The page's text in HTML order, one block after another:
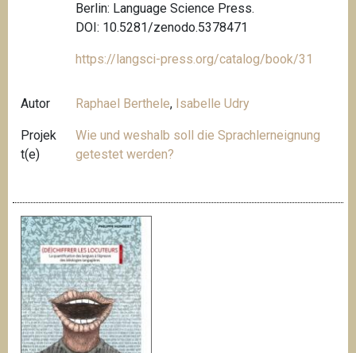
Berlin: Language Science Press.
DOI: 10.5281/zenodo.5378471
https://langsci-press.org/catalog/book/31
Autor Raphael Berthele, Isabelle Udry
Projek
t(e)
Wie und weshalb soll die Sprachlerneignung
getestet werden?